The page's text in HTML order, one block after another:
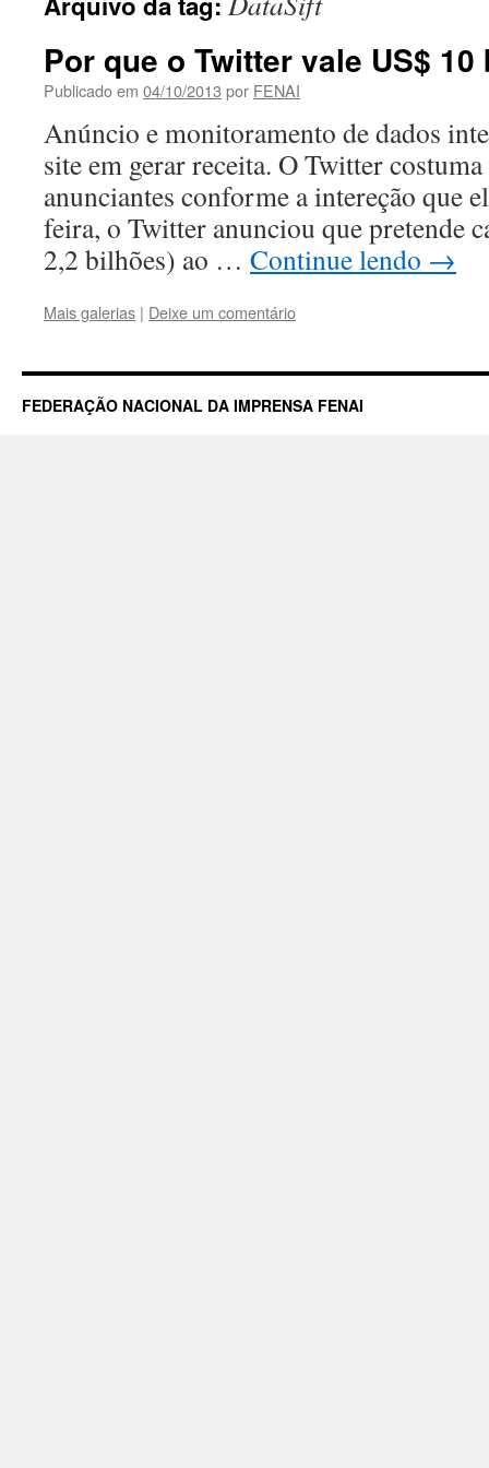
Por que o Twitter vale US$
Publicado em 04/10/2013 por FENAI
Anúncio e monitoramento de dados
site em gerar receita. O Twitter
anunciantes conforme a intereção que
feira, o Twitter anunciou que pretende
2,2 bilhões) ao … Continue lendo →
Mais galerias | Deixe um comentário
FEDERAÇÃO NACIONAL DA IMPRENSA FENAI